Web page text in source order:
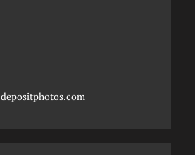
depositphotos.com